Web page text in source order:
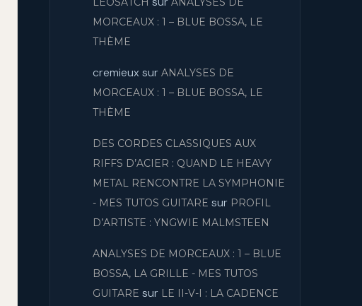
MORCEAUX : 1 – BLUE BOSSA, LE
THÈME
cremieux sur ANALYSES DE
MORCEAUX : 1 – BLUE BOSSA, LE
THÈME
DES CORDES CLASSIQUES AUX
RIFFS D’ACIER : QUAND LE HEAVY
METAL RENCONTRE LA SYMPHONIE
- MES TUTOS GUITARE sur PROFIL
D’ARTISTE : YNGWIE MALMSTEEN
ANALYSES DE MORCEAUX : 1 – BLUE
BOSSA, LA GRILLE - MES TUTOS
GUITARE sur LE II-V-I : LA CADENCE